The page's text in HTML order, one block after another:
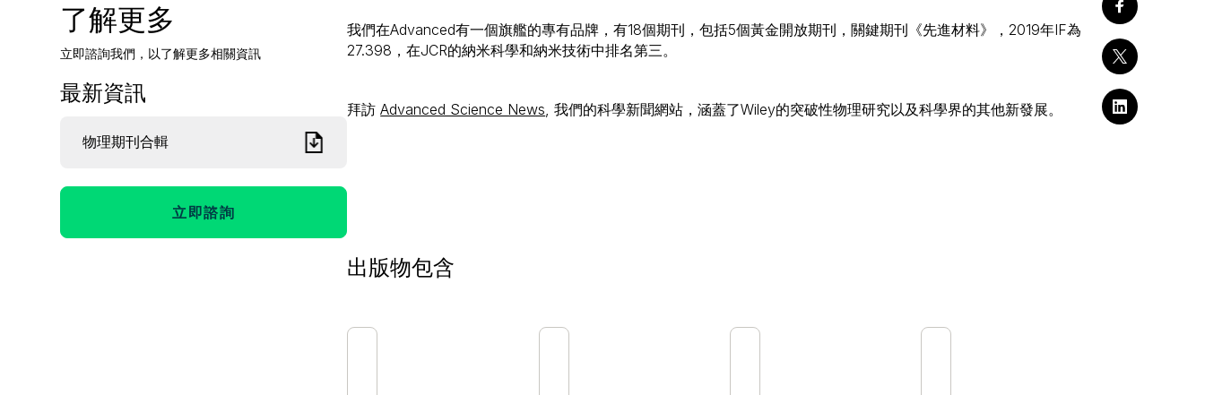
了解更多
立即諮詢我們，以了解更多相關資訊
最新資訊
物理期刊合輯
立即諮詢
我們在Advanced有一個旗艦的專有品牌，有18個期刊，包括5個黃金開放期刊，關鍵期刊《先進材料》，2019年IF為
27.398，在JCR的納米科學和納米技術中排名第三。
拜訪Advanced Science News, 我們的科學新聞網站，涵蓋了Wiley的突破性物理研究以及科學界的其他新發展。
出版物包含